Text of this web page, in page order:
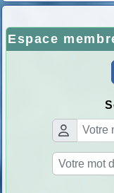
Espace